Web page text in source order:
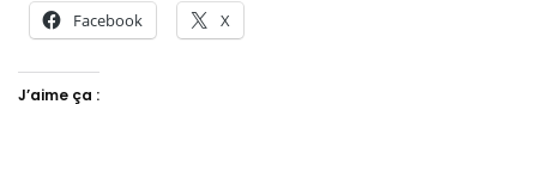
Facebook X
J’aime ça :